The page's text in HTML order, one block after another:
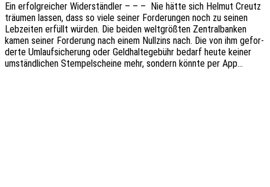
Ein erfolg­rei­cher Wider­ständ­ler – – – Nie hätte sich Helmut Creutz
träu­men lassen, dass so viele seiner Forde­run­gen noch zu seinen
Lebzei­ten erfüllt würden. Die beiden welt­größ­ten Zentral­ban­ken
kamen seiner Forde­rung nach einem Null­zins nach. Die von ihm gefor­
der­te Umlauf­si­che­rung oder Geld­hal­te­ge­bühr bedarf heute keiner
umständ­li­chen Stem­pel­schei­ne mehr, sondern könnte per App…